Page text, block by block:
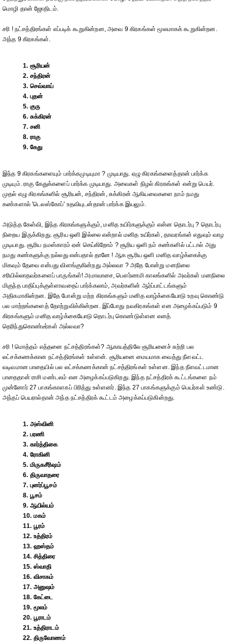
மொழி தான் ஜோதிடம்.
சரி ! நட்சத்திரங்கள் எப்படிக் கூறுகின்றன, அவை 9 கிரகங்கள் மூலமாகக் கூறுகின்றன.
அந்த 9 கிரகங்கள்.
1. சூரியன்
2. சந்திரன்
3. செவ்வாய்
4. புதன்
5. குரு
6. சுக்கிரன்
7. சனி
8. ராகு
9. கேது
இந்த 9 கிரகங்களையும் பார்க்கமுடியுமா ? முடியாது. ஏழு கிரகங்களைத்தான் பார்க்க
முடியும். ராகு கேதுக்களைப் பார்க்க முடியாது. அவைகள் நிழல் கிரகங்கள் என்று பெயர்.
முதல் எழு கிரகங்களில் சூரியன், சந்திரன், சுக்கிரன் ஆகியவைகளை நாம் நமது
கண்களால் 'டெலஸ்கோப்' உதவியுடன்தான் பார்க்க இயலும்.
அடுத்த கேள்வி, இந்த கிரகங்களுக்கும், மனித உயிர்களுக்கும் என்ன தொடர்பு ? தொடர்பு
நிறைய இருக்கிறது. சூரிய ஒளி இல்லை என்றால் மனித உயிர்கள், தாவரங்கள் எதுவும் வாழ
முடியாது. சூரிய நமஸ்காரம் ஏன் செய்கிறோம் ? சூரிய ஒளி நம் கண்களில் பட்டால் அது
நமது கண்களுக்கு நல்லது என்பதால் தானே ! ஆக சூரிய ஒளி மனித வாழ்க்கைக்கு
மிகவும் தேவை என்பது விளங்குகின்றது அல்லவா ? அதே போன்று மனநிலை
சரியில்லாதவர்களைப் பாருங்கள்! அமாவாசை, பௌர்ணமி காலங்களில் அவர்கள் மனநிலை
மிகுந்த பாதிப்புக்குள்ளாவதைப் பார்க்கலாம், அவர்களின் ஆர்ப்பாட்டங்களும்
அதிகமாகின்றன. இதே போன்று மற்ற கிரகங்களும் மனித வாழ்க்கையோடு உறவு கொண்டு
பல மாற்றங்களைத் தோற்றுவிக்கின்றன. இப்போது நவகிரகங்கள் என அழைக்கப்படும் 9
கிரகங்களும் மனித வாழ்க்கையோடு தொடர்பு கொண்டுள்ளன எனத்
தெரிந்துகொண்டீர்கள் அல்லவா?
சரி ! மொத்தம் எத்தனை நட்சத்திரங்கள்? ஆகாயத்திலே சூரியனைச் சுற்றி பல
லட்சக்கணக்கான நட்சத்திரங்கள் உள்ளன். சூரியனை மையமாக வைத்து நீளவட்ட
வடிவமான பாதையில் பல லட்சக்கணக்கான் நட்சத்திரங்கள் உள்ளன. இந்த நீளவட்டமான
பாதைதான் ராசி மண்டலம் என அழைக்கப்படுகிறது. இந்த நட்சத்திரக் கூட்டங்களை நம்
முன்னோர் 27 பாகங்காளகப் பிரித்து உள்ளனர். இந்த 27 பாகங்களுக்கும் பெயர்கள் உண்டு.
அந்தப் பெயரால்தான் அந்த நட்சத்திரக் கூட்டம் அழைக்கப்படுகின்றது.
1. அஸ்வினி
2. பரணி
3. கார்த்திகை
4. ரோகினி
5. மிருகசீரிஷம்
6. திருவாதரை
7. புனர்ப்பூசம்
8. பூசம்
9. ஆயில்யம்
10. மகம்
11. பூரம்
12. உத்திரம்
13. ஹஸ்தம்
14. சித்திரை
15. ஸ்வாதி
16. விசாகம்
17. அனுஷம்
18. கேட்டை
19. மூலம்
20. பூராடம்
21. உத்திராடம்
22. திருவோணம்